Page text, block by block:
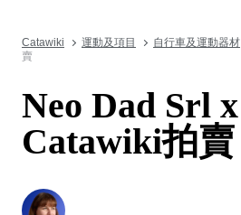
Catawiki 運動及項目 自行車及運動器材
賣
Neo Dad Srl x
Catawiki拍賣